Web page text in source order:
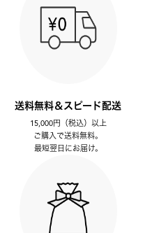
送料無料＆スピード配送
15,000円（税込）以上
ご購入で送料無料。
最短翌日にお届け。